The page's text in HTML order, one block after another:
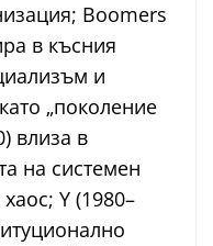
Boomers
в късния
и
„поколение
влиза в
на системен
Y (1980–